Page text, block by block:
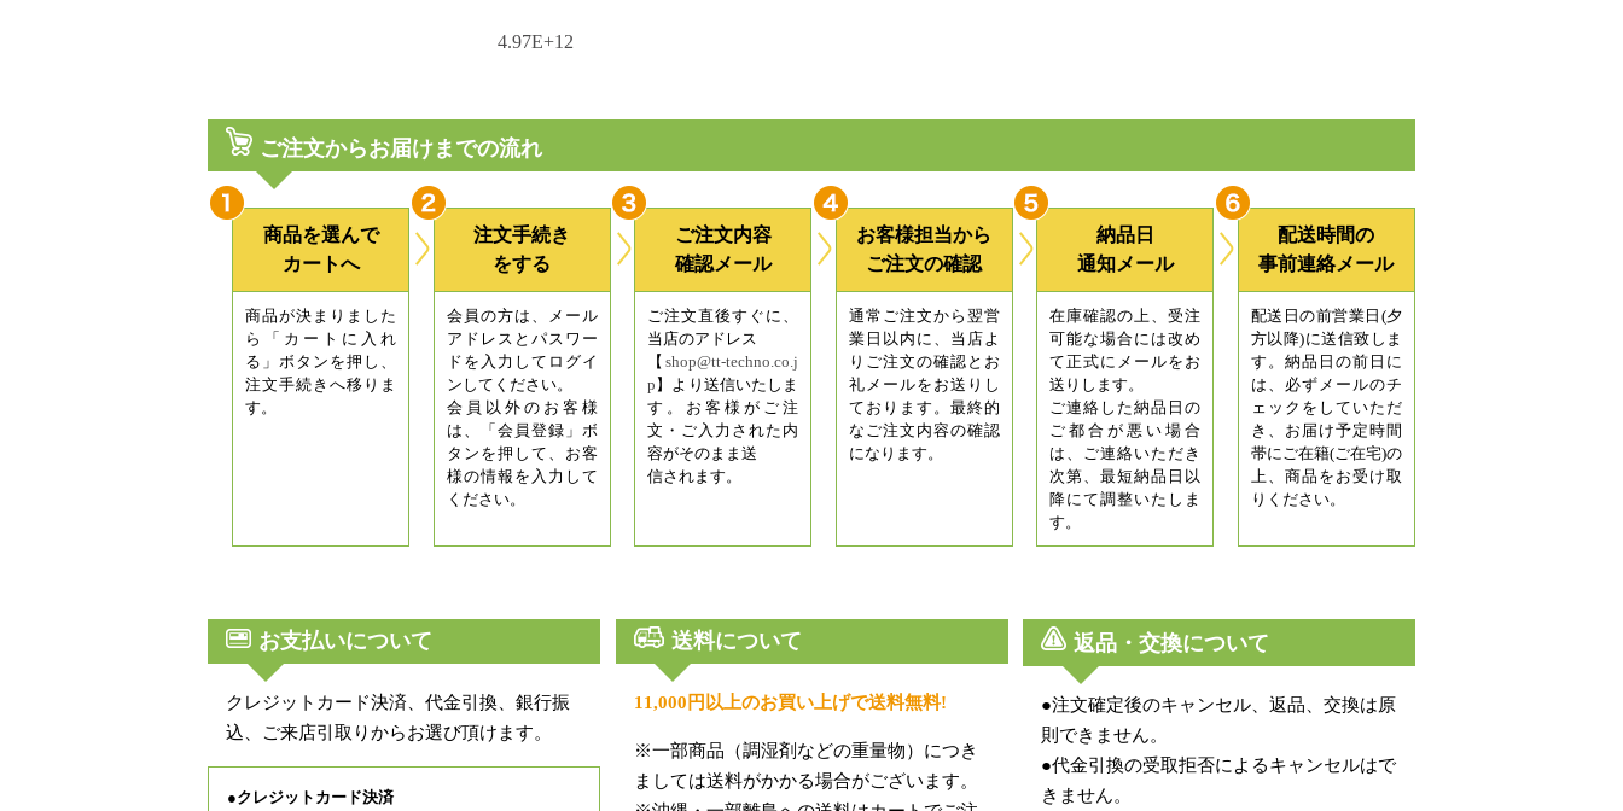
4.97E+12
ご注文からお届けまでの流れ
商品を選んで
カートへ
商品が決まりました
ら「カートに入れ
る」ボタンを押し、
注文手続きへ移りま
す。
注文手続き
をする
会員の方は、メール
アドレスとパスワー
ドを入力してログイ
ンしてください。
会員以外のお客様
は、「会員登録」ボ
タンを押して、お客
様の情報を入力して
ください。
ご注文内容
確認メール
ご注文直後すぐに、
当店のアドレス
【shop@tt-techno.co.j
p 】より送信いたしま
す。お客様がご注
文・ご入力された内
容がそのまま送
信されます。
お客様担当から
ご注文の確認
通常ご注文から翌営
業日以内に、当店よ
りご注文の確認とお
礼メールをお送りし
ております。最終的
なご注文内容の確認
になります。
納品日
通知メール
在庫確認の上、受注
可能な場合には改め
て正式にメールをお
送りします。
ご連絡した納品日の
ご都合が悪い場合
は、ご連絡いただき
次第、最短納品日以
降にて調整いたしま
す。
配送時間の
事前連絡メール
配送日の前営業日(夕
方以降)に送信致しま
す。納品日の前日に
は、必ずメールのチ
ェックをしていただ
き、お届け予定時間
帯にご在籍(ご在宅)の
上、商品をお受け取
りください。
お支払いについて
クレジットカード決済、代金引換、銀行振
込、ご来店引取りからお選び頂けます。
●クレジットカード決済
送料について
11,000円以上のお買い上げで送料無料!
※一部商品（調湿剤などの重量物）につき
ましては送料がかかる場合がございます。
返品・交換について
●注文確定後のキャンセル、返品、交換は原
則できません。
●代金引換の受取拒否によるキャンセルはで
きません。